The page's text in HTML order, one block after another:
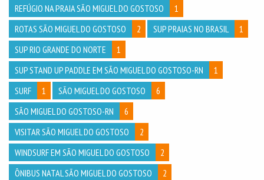
REFÚGIO NA PRAIA SÃO MIGUEL DO GOSTOSO
1
ROTAS SÃO MIGUEL DO GOSTOSO
2 SUP PRAIAS NO BRASIL
1
SUP RIO GRANDE DO NORTE
1
SUP STAND UP PADDLE EM SÃO MIGUEL DO GOSTOSO-RN
1
SURF
1 SÃO MIGUEL DO GOSTOSO
6
SÃO MIGUEL DO GOSTOSO-RN
6
VISITAR SÃO MIGUEL DO GOSTOSO
2
WINDSURF EM SÃO MIGUEL DO GOSTOSO
2
ÔNIBUS NATAL SÃO MIGUEL DO GOSTOSO
2